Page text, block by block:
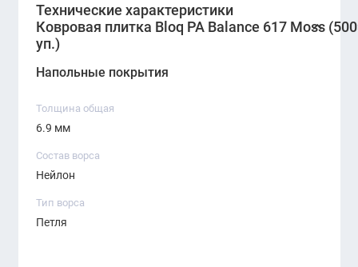
удобный формат для сложных и больших
простота ухода и длительный срок службы
Bloq PA Balance 617 Moss
коммерческая ковровая плитка, идеально
общественных пространств с высокой
износостойкость, отличные акустические
Технические характеристики
Ковровая плитка Bloq PA Balance 617 Moss
уп.)
Напольные покрытия
Толщина общая
6.9 мм
Состав ворса
Нейлон
Тип ворса
Петля